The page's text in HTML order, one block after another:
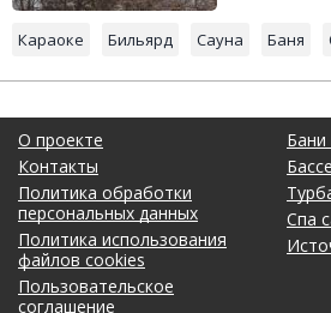
Караоке Бильярд Сауна Баня
О проекте
Контакты
Политика обработки
персональных данных
Политика использования
файлов cookies
Пользовательское
соглашение
Бани
Спа